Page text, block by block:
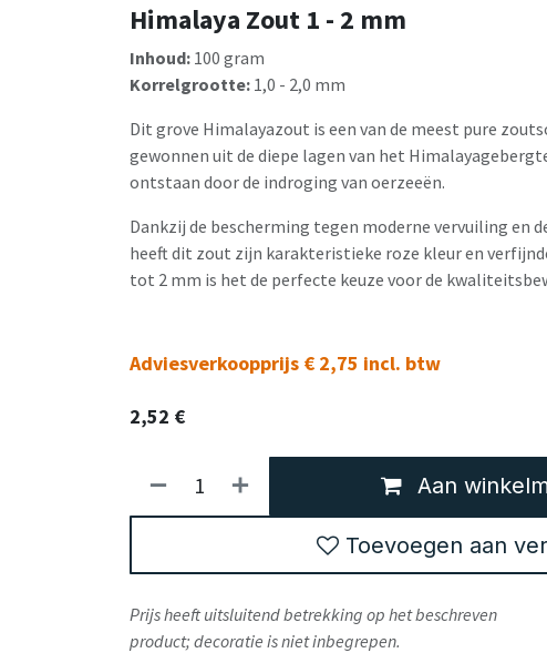
Himalaya Zout 1 - 2 mm
Inhoud: 100 gram
Korrelgrootte: 1,0 - 2,0 mm
Dit grove Himalayazout is een van de meest pure
gewonnen uit de diepe lagen van het
ontstaan door de indroging van oerzeeën.
Dankzij de bescherming tegen moderne vervuiling en
heeft dit zout zijn karakteristieke roze kleur en
tot 2 mm is het de perfecte keuze voor de
Adviesverkoopprijs € 2,75 incl. btw
2,52 €
Aan
Toevoegen aan
Prijs heeft uitsluitend betrekking op het beschreven
product; decoratie is niet inbegrepen.